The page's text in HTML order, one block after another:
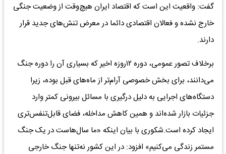
گفت: واقعیت این است که اقتصاد ایران هیچ‌وقت از وضعیت جنگی
خارج نشده و فعالان اقتصادی دائما در معرض تنش‌های جدید قرار
دارند.
برخلاف تصور عمومی، دوره ۱۲روزه اخیر که بسیاری آن را دوره جنگ
می‌دانند، برای بخش خصوصی آرام‌تر از ماه‌های قبل بوده، زیرا
دستگاه‌های اجرایی به دلیل درگیری با مسائل بیرونی کمتر وارد
جزئیات بازار شده‌اند و همین کاهش مداخله، فضای قابل‌تنفس‌تری
ایجاد کرده است.شکوری با بیان اینکه «ما سال‌هاست در یک جنگ
مستمر زندگی می‌کنیم» افزود: در این کشور نه‌تنها جنگ خارجی